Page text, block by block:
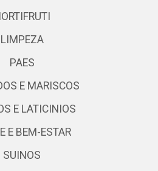
LIMPEZA
PAES
E MARISCOS
E LATICINIOS
E BEM-ESTAR
SUINOS